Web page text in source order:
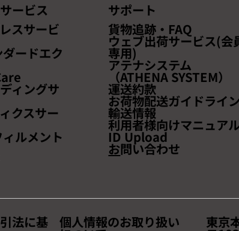
ービス
スサービ
ードエク
ィングサ
クスサー
ルメント
サポート
貨物追跡・FAQ
ウェブ出荷サービス(会
専用)
アテナシステム
（ATHENA SYSTEM）
運送約款
お荷物配送ガイドライン
輸送情報
利用者様向けマニュア
ID Upload
お問い合わせ
東京
法に基 個人情報のお取り扱い